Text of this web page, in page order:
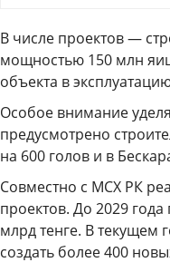
В числе проектов —
мощностью 150 млн
объекта в
Особое внимание
предусмотрено
на 600 голов и в
Совместно с МСХ РК
проектов. До 2029
млрд тенге. В текущем
создать более 400